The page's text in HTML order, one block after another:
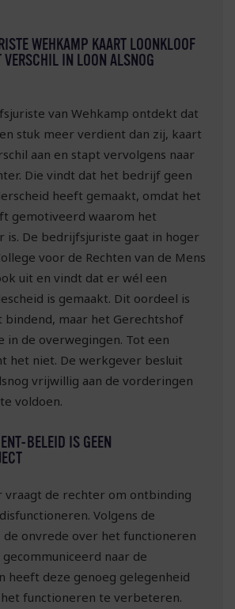
WEHKAMP KAART LOONKLOOF
VERSCHIL IN LOON ALSNOG
van Wehkamp ontdekt dat
stuk meer verdient dan zij, kaart
aan en stapt vervolgens naar
Die vindt dat het bedrijf geen
heeft gemaakt, omdat het
gemotiveerd waarom het
is. De bedrijfsjuriste gaat in hoger
voor de Rechten van de Mens
uit en vindt dat er wél een
is gemaakt. Dit oordeel is
bindend, maar het Gerechtshof
in de overwegingen. Tot een
het niet. De werkgever besluit
vrijwillig aan de vorderingen
voldoen.
BELEID IS GEEN
vraagt de rechter om ontbinding
Volgens de
onvrede over het functioneren
naar de
heeft deze genoeg gelegenheid
functioneren te verbeteren.